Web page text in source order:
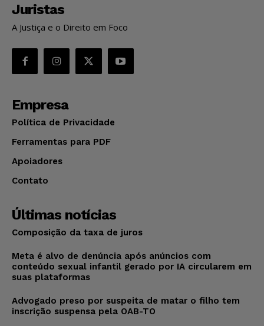
Juristas
A Justiça e o Direito em Foco
Empresa
Política de Privacidade
Ferramentas para PDF
Apoiadores
Contato
Últimas notícias
Composição da taxa de juros
Meta é alvo de denúncia após anúncios com
conteúdo sexual infantil gerado por IA circularem em
suas plataformas
Advogado preso por suspeita de matar o filho tem
inscrição suspensa pela OAB-TO